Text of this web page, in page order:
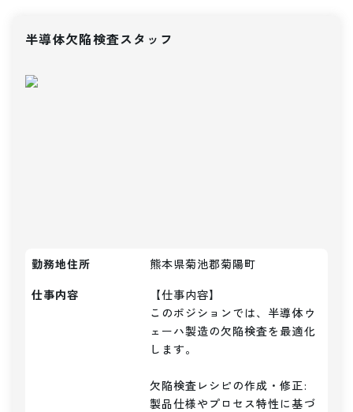
半導体欠陥検査スタッフ
勤務地住所
熊本県菊池郡菊陽町
仕事内容
【仕事内容】
このポジションでは、半導体ウ
ェーハ製造の欠陥検査を最適化
します。
欠陥検査レシピの作成・修正:
製品仕様やプロセス特性に基づ